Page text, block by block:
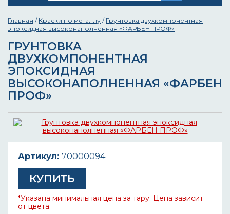
Главная / Краски по металлу / Грунтовка двухкомпонентная
эпоксидная высоконаполненная «ФАРБЕН ПРОФ»
ГРУНТОВКА
ДВУХКОМПОНЕНТНАЯ
ЭПОКСИДНАЯ
ВЫСОКОНАПОЛНЕННАЯ «ФАРБЕН
ПРОФ»
Артикул: 70000094
КУПИТЬ
*Указана минимальная цена за тару. Цена зависит
от цвета.